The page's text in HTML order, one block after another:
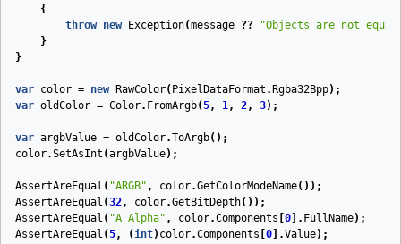
{
throw new Exception(message ??
"Objects are not
}
}
var color = new RawColor( PixelDataFormat . Rgba32Bpp);
var oldColor = Color. FromArgb(5, 1, 2, 3);
var argbValue = oldColor.ToArgb();
color.SetAsInt (argbValue);
AssertAreEqual ( "ARGB" , color.GetColorModeName());
AssertAreEqual (32, color.GetBitDepth());
AssertAreEqual ( "A Alpha" , color.Components 0 ]. FullName);
AssertAreEqual (5, (int) color.Components 0 ].Value);